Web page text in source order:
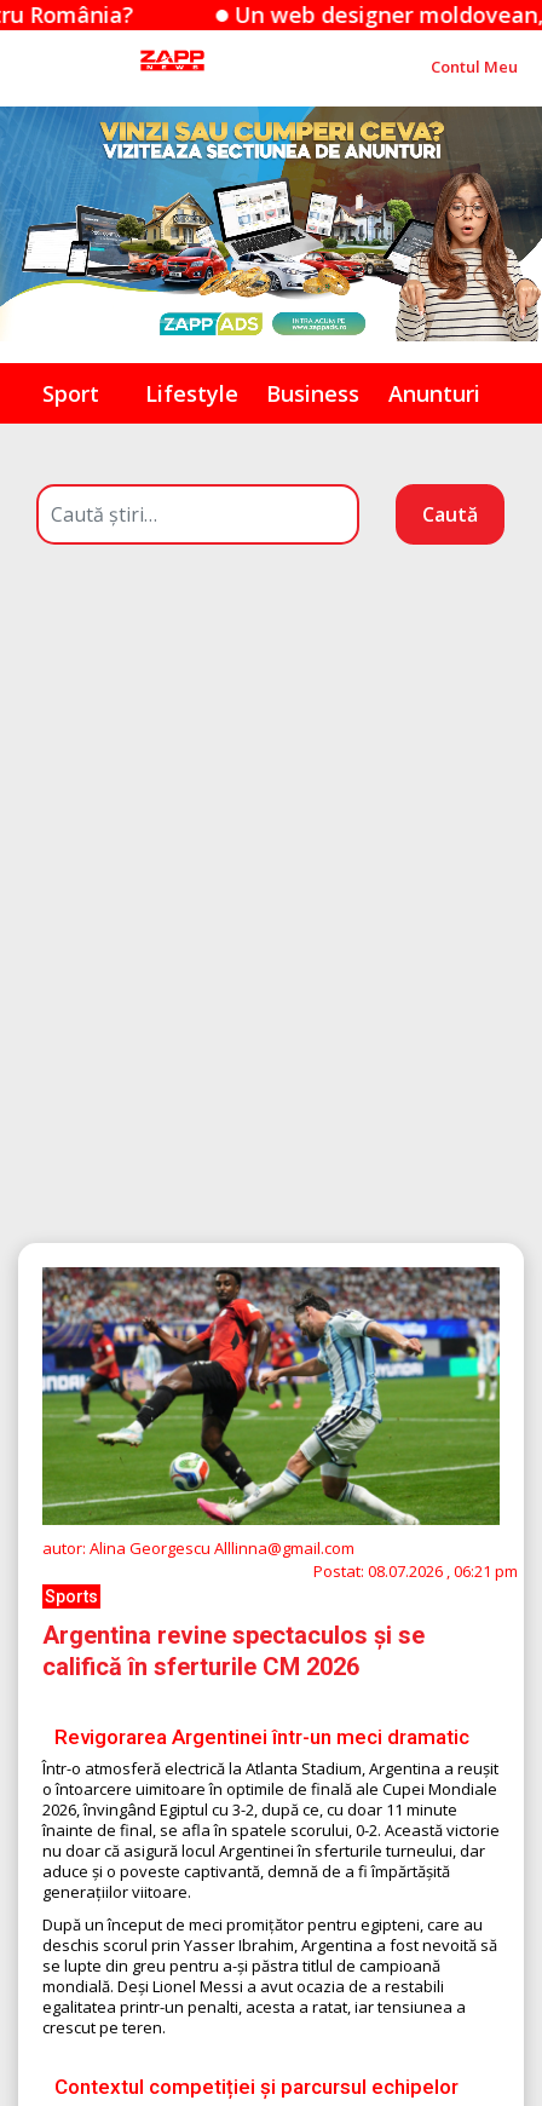
Un web designer moldovean, în centrul
Contul Meu
Sport Lifestyle Business Anunturi
Caută
autor: Alina Georgescu Alllinna@gmail.com
Postat: 08.07.2026 , 06:21 pm
Sports
Argentina revine spectaculos și se
califică în sferturile CM 2026
Revigorarea Argentinei într-un meci dramatic
Într-o atmosferă electrică la Atlanta Stadium, Argentina a reușit
o întoarcere uimitoare în optimile de finală ale Cupei Mondiale
2026, învingând Egiptul cu 3-2, după ce, cu doar 11 minute
înainte de final, se afla în spatele scorului, 0-2. Această victorie
nu doar că asigură locul Argentinei în sferturile turneului, dar
aduce și o poveste captivantă, demnă de a fi împărtășită
generațiilor viitoare.
După un început de meci promițător pentru egipteni, care au
deschis scorul prin Yasser Ibrahim, Argentina a fost nevoită să
se lupte din greu pentru a-și păstra titlul de campioană
mondială. Deși Lionel Messi a avut ocazia de a restabili
egalitatea printr-un penalti, acesta a ratat, iar tensiunea a
crescut pe teren.
Contextul competiției și parcursul echipelor